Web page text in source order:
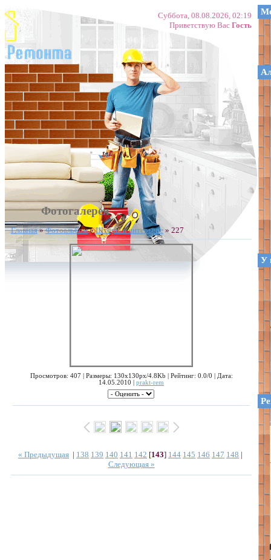
Суббота, 08.08.2026, 02:19
Приветствую Вас Гость
Фотогалерея
Главная»Фотоальбом»Шторы в интерьере » 227
Просмотров: 407 | Размеры: 130x130px/4.8Kb | Рейтинг: 0.0/0 | Дата:
14.05.2010 | prakt-rem
« Предыдущая | 138 139 140 141 142 [143] 144 145 146 147 148 |
Следующая »
У